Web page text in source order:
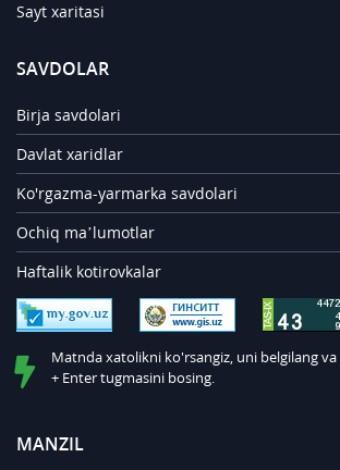
Sayt xaritasi
SAVDOLAR
Birja savdolari
Davlat xaridlar
Ko'rgazma-yarmarka savdolari
Ochiq ma’lumotlar
Haftalik kotirovkalar
Matnda xatolikni ko'rsangiz, uni belgilang va
+ Enter tugmasini bosing.
MANZIL